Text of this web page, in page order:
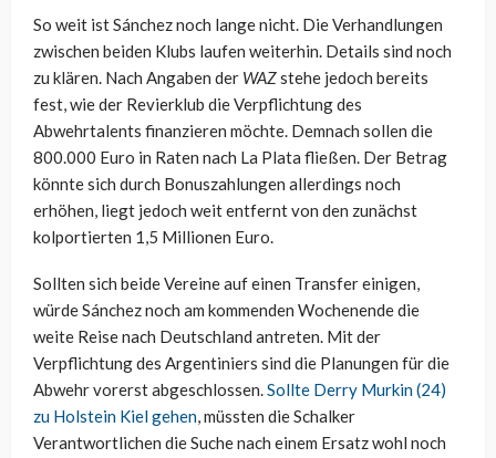
So weit ist Sánchez noch lange nicht. Die Verhandlungen
zwischen beiden Klubs laufen weiterhin. Details sind noch
zu klären. Nach Angaben der WAZstehe jedoch bereits
fest, wie der Revierklub die Verpflichtung des
Abwehrtalents finanzieren möchte. Demnach sollen die
800.000 Euro in Raten nach La Plata fließen. Der Betrag
könnte sich durch Bonuszahlungen allerdings noch
erhöhen, liegt jedoch weit entfernt von den zunächst
kolportierten 1,5 Millionen Euro.
Sollten sich beide Vereine auf einen Transfer einigen,
würde Sánchez noch am kommenden Wochenende die
weite Reise nach Deutschland antreten. Mit der
Verpflichtung des Argentiniers sind die Planungen für die
Abwehr vorerst abgeschlossen.Sollte Derry Murkin (24)
zu Holstein Kiel gehen, müssten die Schalker
Verantwortlichen die Suche nach einem Ersatz wohl noch